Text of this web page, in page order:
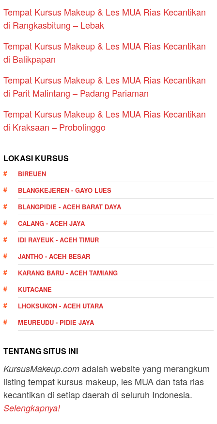
Tempat Kursus Makeup & Les MUA Rias Kecantikan
di Rangkasbitung – Lebak
Tempat Kursus Makeup & Les MUA Rias Kecantikan
di Balikpapan
Tempat Kursus Makeup & Les MUA Rias Kecantikan
di Parit Malintang – Padang Pariaman
Tempat Kursus Makeup & Les MUA Rias Kecantikan
di Kraksaan – Probolinggo
LOKASI KURSUS
BIREUEN
BLANGKEJEREN - GAYO LUES
BLANGPIDIE - ACEH BARAT DAYA
CALANG - ACEH JAYA
IDI RAYEUK - ACEH TIMUR
JANTHO - ACEH BESAR
KARANG BARU - ACEH TAMIANG
KUTACANE
LHOKSUKON - ACEH UTARA
MEUREUDU - PIDIE JAYA
TENTANG SITUS INI
KursusMakeup.com adalah website yang merangkum
listing tempat kursus makeup, les MUA dan tata rias
kecantikan di setiap daerah di seluruh Indonesia.
Selengkapnya!